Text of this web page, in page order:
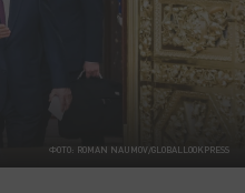
ФОТО: ROMAN NAUMOV/GLOBALLOOKPRESS